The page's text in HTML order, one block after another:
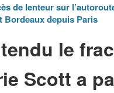
de lenteur sur
depuis Paris
le
Scott a